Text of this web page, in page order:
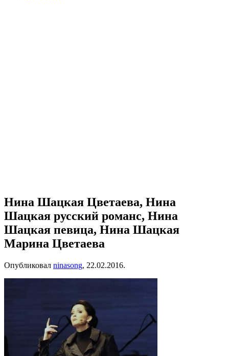
Нина Шацкая Цветаева, Нина
Шацкая русский романс, Нина
Шацкая певица, Нина Шацкая
Марина Цветаева
Опубликовал ninasong, 22.02.2016.